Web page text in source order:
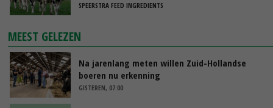
SPEERSTRA FEED INGREDIENTS
MEEST GELEZEN
Na jarenlang meten willen Zuid-Hollandse
boeren nu erkenning
GISTEREN, 07:00